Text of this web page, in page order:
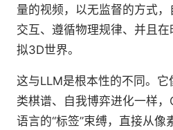
量的视频，以无监督的方式，
交互、遵循物理规律、并且
拟3D世界。
这与LLM是根本性的不同。
类棋谱、自我博弈进化一样
语言的“标签”束缚，直接从像